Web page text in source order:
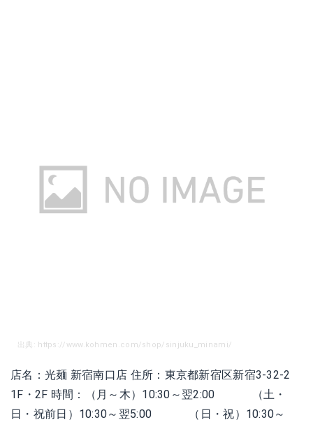
出典: https://www.kohmen.com/shop/sinjuku_minami/
店名：光麺 新宿南口店 住所：東京都新宿区新宿3-32-2
1F・2F 時間：（月～木）10:30～翌2:00 （土・
日・祝前日）10:30～翌5:00 （日・祝）10:30～